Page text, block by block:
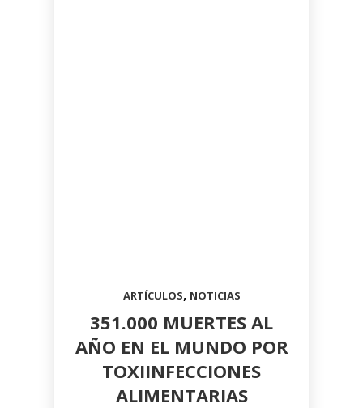
ARTÍCULOS, NOTICIAS
351.000 MUERTES AL
AÑO EN EL MUNDO POR
TOXIINFECCIONES
ALIMENTARIAS